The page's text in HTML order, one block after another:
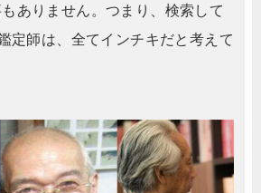
ありません。つまり、検索して
定師は、全てインチキだと考えて